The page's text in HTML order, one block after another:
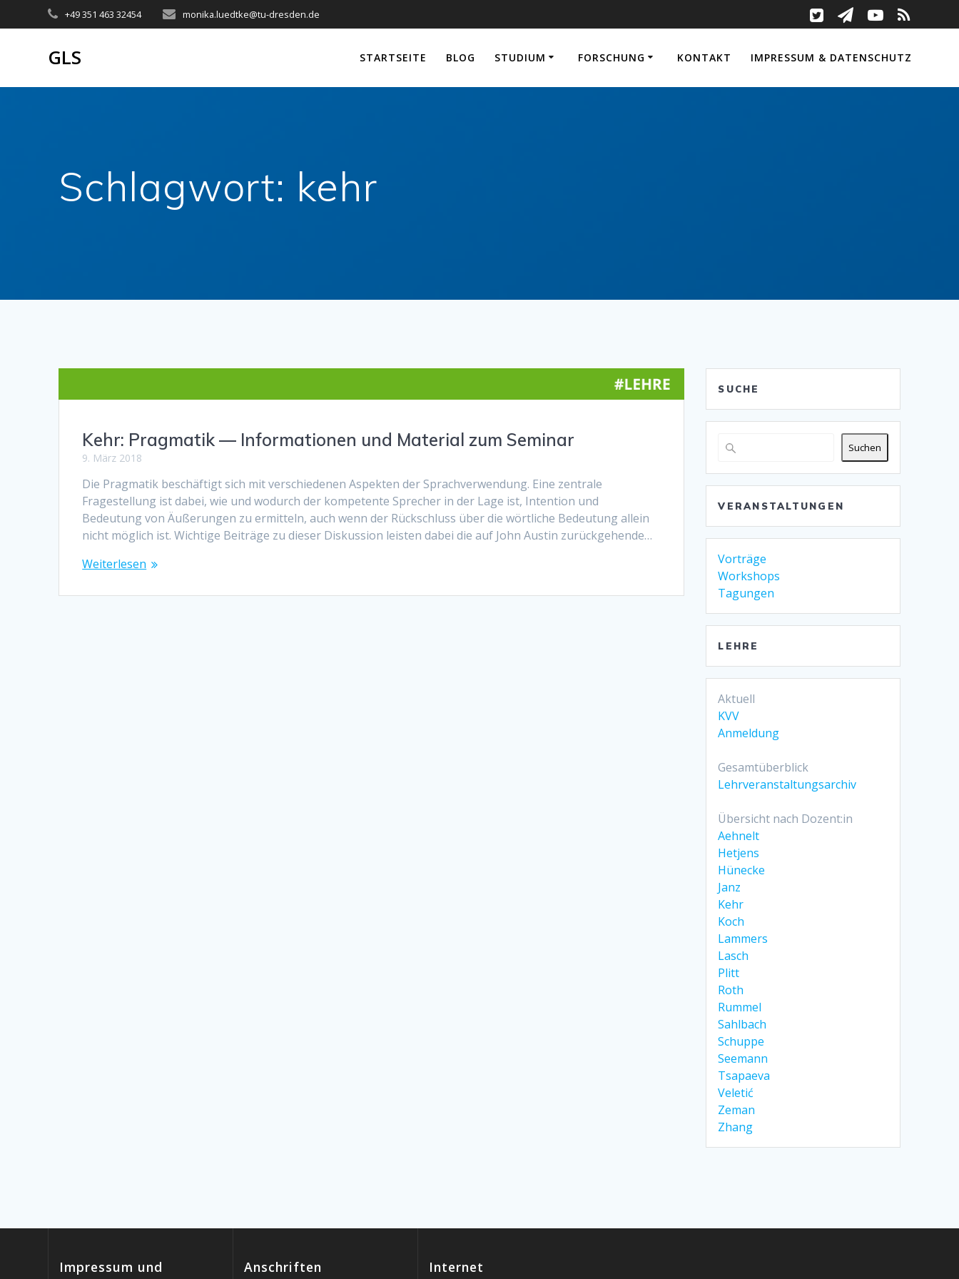
Inhalt
+49 351 463 32454 monika.luedtke@tu-dresden.de
GLS STARTSEITE BLOG STUDIUM FORSCHUNG KONTAKT IMPRESSUM & DATENSCHUTZ
Schlagwort: kehr
Kehr: Pragmatik — Informationen und Material zum Seminar
9. März 2018
Die Pragmatik beschäftigt sich mit verschiedenen Aspekten der Sprachverwendung. Eine zentrale
Fragestellung ist dabei, wie und wodurch der kompetente Sprecher in der Lage ist, Intention und
Bedeutung von Äußerungen zu ermitteln, auch wenn der Rückschluss über die wörtliche Bedeutung allein
nicht möglich ist. Wichtige Beiträge zu dieser Diskussion leisten dabei die auf John Austin zurückgehende…
Weiterlesen
SUCHE
Suchen
VERANSTALTUNGEN
Vorträge
Workshops
Tagungen
LEHRE
Aktuell
KVV
Anmeldung
Gesamtüberblick
Lehrveranstaltungsarchiv
Übersicht nach Dozent:in
Aehnelt
Hetjens
Hünecke
Janz
Kehr
Koch
Lammers
Lasch
Plitt
Roth
Rummel
Sahlbach
Schuppe
Seemann
Tsapaeva
Veletić
Zeman
Zhang
Impressum und
Anschriften Internet